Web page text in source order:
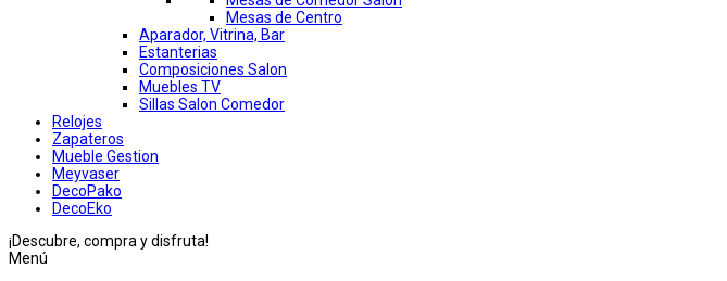
Mesas de Centro
Aparador, Vitrina, Bar
Estanterias
Composiciones Salon
Muebles TV
Sillas Salon Comedor
Relojes
Zapateros
Mueble Gestion
Meyvaser
DecoPako
DecoEko
¡Descubre, compra y disfruta!
Menú